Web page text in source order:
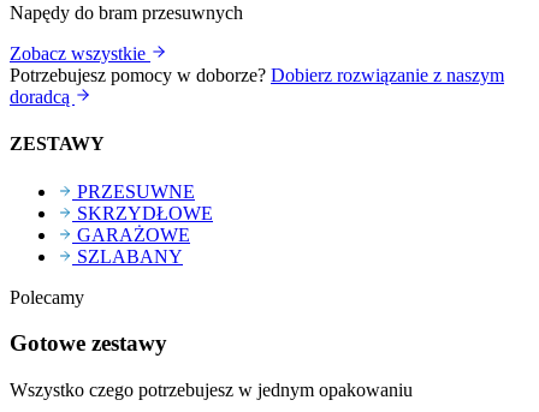
Napędy do bram przesuwnych
Zobacz wszystkie
Potrzebujesz pomocy w doborze? Dobierz rozwiązanie z naszym
doradcą
ZESTAWY
PRZESUWNE
SKRZYDŁOWE
GARAŻOWE
SZLABANY
Polecamy
Gotowe zestawy
Wszystko czego potrzebujesz w jednym opakowaniu